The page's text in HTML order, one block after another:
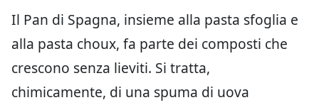
Il Pan di Spagna, insieme alla pasta sfoglia e
alla pasta choux, fa parte dei composti che
crescono senza lieviti. Si tratta,
chimicamente, di una spuma di uova